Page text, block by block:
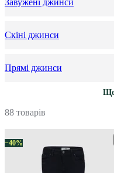
Скіні джинси
Прямі джинси
Ще
88 товарів
−40%